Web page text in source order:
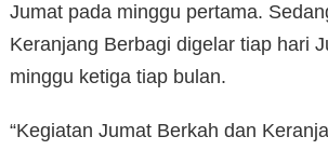
Jumat pada minggu pertama.
Keranjang Berbagi digelar tiap hari
minggu ketiga tiap bulan.
“Kegiatan Jumat Berkah dan